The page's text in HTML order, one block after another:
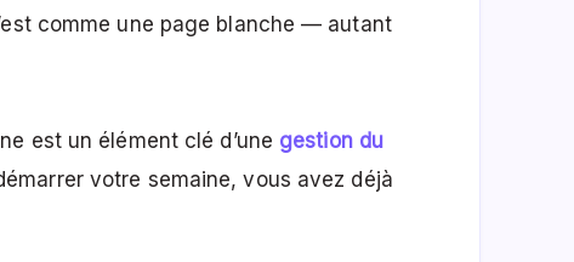
comme une page blanche — autant
est un élément clé d’une gestion du
votre semaine, vous avez déjà